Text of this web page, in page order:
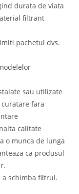
durata de viata
filtrant
pachetul dvs.
sau utilizate
fara
calitate
o munca de lunga
ca produsul
a schimba filtrul.